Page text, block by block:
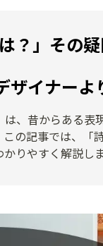
？」その
ザイナーよ
、昔からある表
この記事では、「
りやすく解説しま